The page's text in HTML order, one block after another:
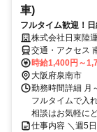
車)
フルタイム歓迎！
株式会社日東陸
交通・アクセス
時給1,400円～
大阪府泉南市
勤務時間詳細 月
フルタイムで入
相談はお気軽にど
仕事内容 ＼週5